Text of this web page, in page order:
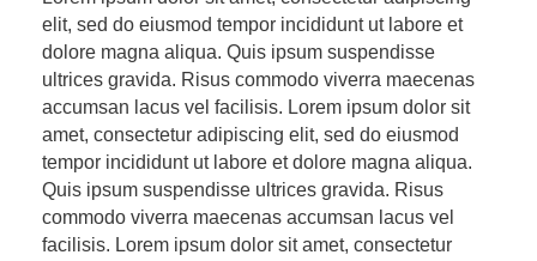
elit, sed do eiusmod tempor incididunt ut labore et
dolore magna aliqua. Quis ipsum suspendisse
ultrices gravida. Risus commodo viverra maecenas
accumsan lacus vel facilisis. Lorem ipsum dolor sit
amet, consectetur adipiscing elit, sed do eiusmod
tempor incididunt ut labore et dolore magna aliqua.
Quis ipsum suspendisse ultrices gravida. Risus
commodo viverra maecenas accumsan lacus vel
facilisis. Lorem ipsum dolor sit amet, consectetur